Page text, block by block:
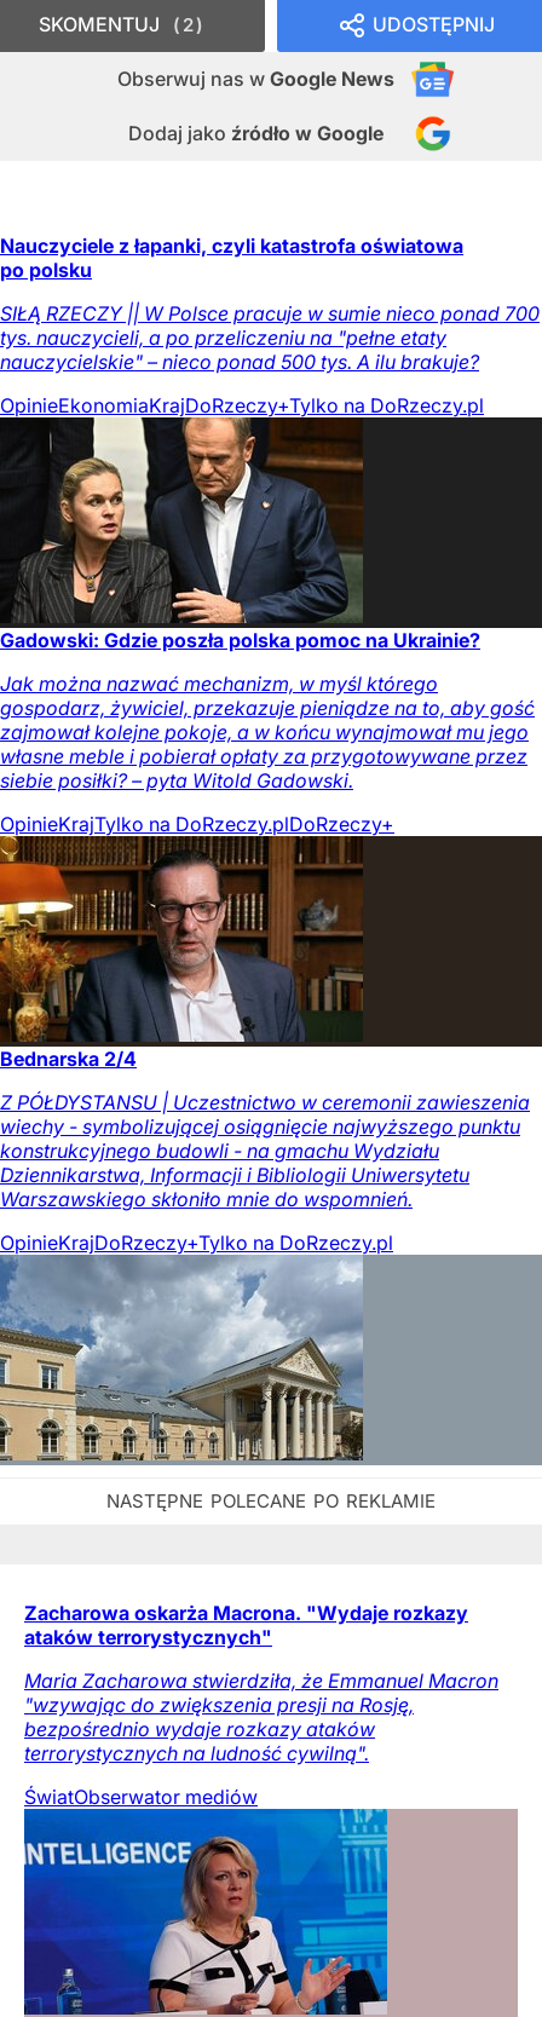
UDOSTĘPNIJ
Obserwuj nas w Google News
Dodaj jako źródło w Google
SKOMENTUJ 2
Nauczyciele z łapanki, czyli katastrofa oświatowa
po polsku
SIŁĄ RZECZY || W Polsce pracuje w sumie nieco ponad 700
tys. nauczycieli, a po przeliczeniu na "pełne etaty
nauczycielskie" – nieco ponad 500 tys. A ilu brakuje?
OpinieEkonomiaKrajDoRzeczy+Tylko na DoRzeczy.pl
Gadowski: Gdzie poszła polska pomoc na Ukrainie?
Jak można nazwać mechanizm, w myśl którego
gospodarz, żywiciel, przekazuje pieniądze na to, aby gość
zajmował kolejne pokoje, a w końcu wynajmował mu jego
własne meble i pobierał opłaty za przygotowywane przez
siebie posiłki? – pyta Witold Gadowski.
OpinieKrajTylko na DoRzeczy.plDoRzeczy+
Bednarska 2/4
Z PÓŁDYSTANSU | Uczestnictwo w ceremonii zawieszenia
wiechy - symbolizującej osiągnięcie najwyższego punktu
konstrukcyjnego budowli - na gmachu Wydziału
Dziennikarstwa, Informacji i Bibliologii Uniwersytetu
Warszawskiego skłoniło mnie do wspomnień.
OpinieKrajDoRzeczy+Tylko na DoRzeczy.pl
Zacharowa oskarża Macrona. "Wydaje rozkazy
ataków terrorystycznych"
Maria Zacharowa stwierdziła, że Emmanuel Macron
"wzywając do zwiększenia presji na Rosję,
bezpośrednio wydaje rozkazy ataków
terrorystycznych na ludność cywilną".
ŚwiatObserwator mediów